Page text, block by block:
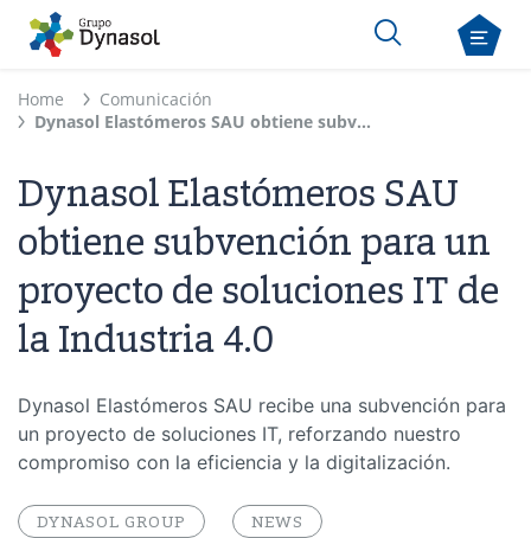
Home
Comunicación
Dynasol Elastómeros SAU obtiene subvención para un proyecto de soluciones IT de la Industria 4.0
Dynasol Elastómeros SAU
obtiene subvención para un
proyecto de soluciones IT de
la Industria 4.0
Dynasol Elastómeros SAU recibe una subvención para
un proyecto de soluciones IT, reforzando nuestro
compromiso con la eficiencia y la digitalización.
DYNASOL GROUP NEWS